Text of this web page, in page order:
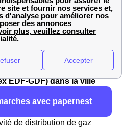
EDF-GDF) dans la ville
de distribution de gaz
avec papernest